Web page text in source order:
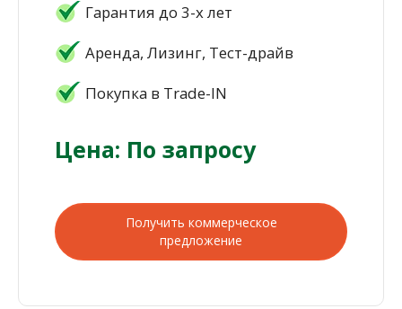
Гарантия до 3-х лет
Аренда, Лизинг, Тест-драйв
Покупка в Trade-IN
Цена: По запросу
Получить коммерческое
предложение